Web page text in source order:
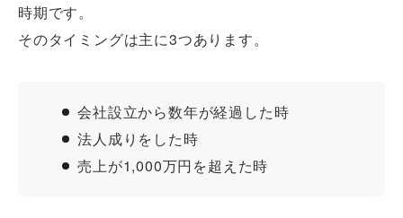
時期です。
そのタイミングは主に3つあります。
会社設立から数年が経過した時
法人成りをした時
売上が1,000万円を超えた時